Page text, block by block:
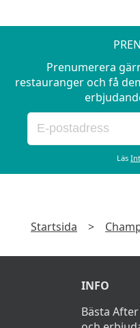
Prenumerera
restauranger och få
Läs
Startsida >
INFO
Bästa